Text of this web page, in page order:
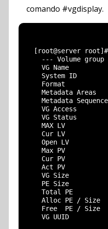
comando #vgdisplay.
[root@server
--- Volume group
VG Name
    System ID
Format
Metadata Areas
Metadata
VG Access
VG Status
MAX LV
Cur LV
Open LV
Max PV
Cur PV
Act PV
VG Size
PE Size
Total PE
Alloc PE / Size
Free  PE / Size
VG UUID